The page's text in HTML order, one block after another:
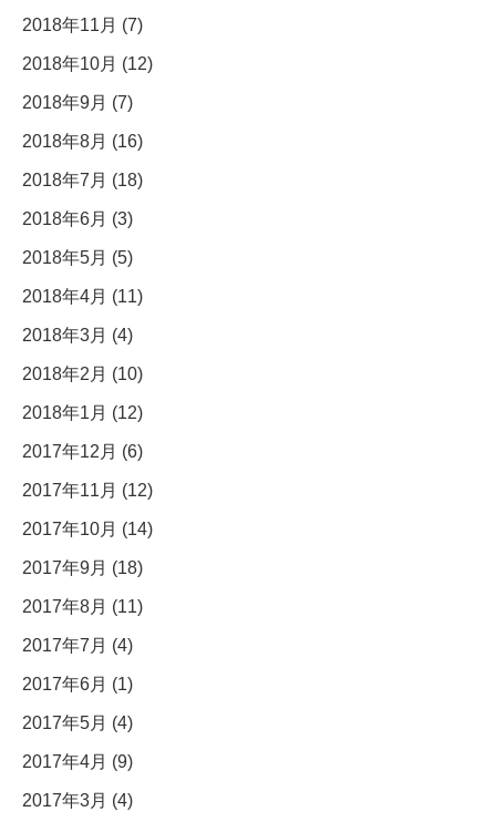
2018年11月 (7)
2018年10月 (12)
2018年9月 (7)
2018年8月 (16)
2018年7月 (18)
2018年6月 (3)
2018年5月 (5)
2018年4月 (11)
2018年3月 (4)
2018年2月 (10)
2018年1月 (12)
2017年12月 (6)
2017年11月 (12)
2017年10月 (14)
2017年9月 (18)
2017年8月 (11)
2017年7月 (4)
2017年6月 (1)
2017年5月 (4)
2017年4月 (9)
2017年3月 (4)